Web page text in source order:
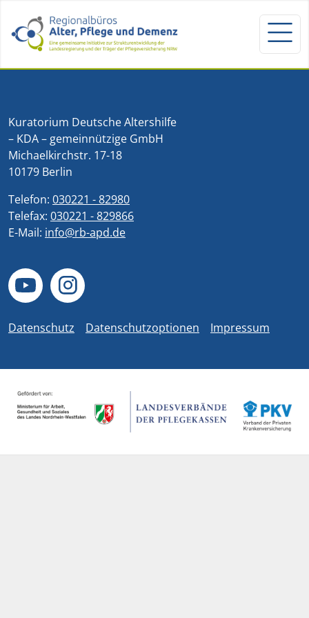
Kuratorium Deutsche Altershilfe
– KDA – gemeinnützige GmbH
Michaelkirchstr. 17-18
10179 Berlin
Telefon: 030221 - 82980
Telefax: 030221 - 829866
E-Mail: info@rb-apd.de
Datenschutz Datenschutzoptionen Impressum